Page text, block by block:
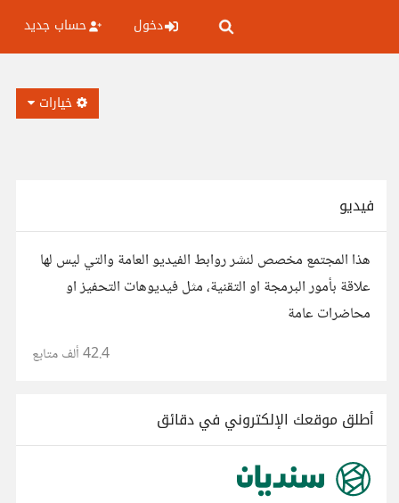
دخول حساب جديد
خيارات
فيديو
هذا المجتمع مخصص لنشر روابط الفيديو العامة والتي ليس لها
علاقة بأمور البرمجة او التقنية، مثل فيديوهات التحفيز او
محاضرات عامة
42.4 ألف متابع
أطلق موقعك الإلكتروني في دقائق